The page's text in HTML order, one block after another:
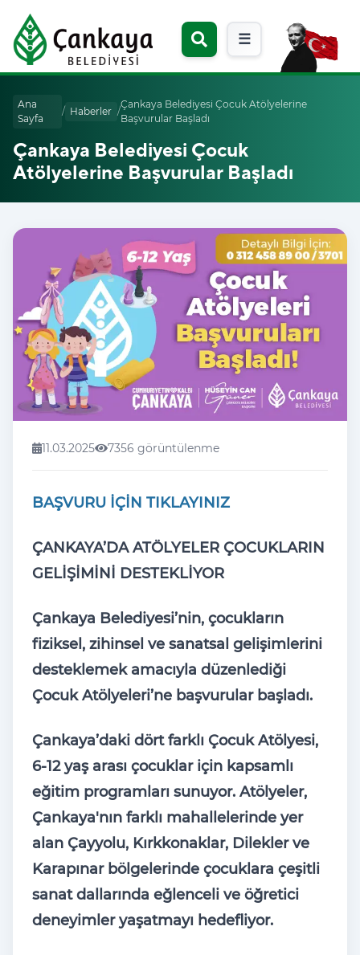
☰
Ana
Sayfa
/ Haberler /
Çankaya Belediyesi Çocuk Atölyelerine
Başvurular Başladı
Çankaya Belediyesi Çocuk
Atölyelerine Başvurular Başladı
11.03.2025 7356 görüntülenme
BAŞVURU İÇİN TIKLAYINIZ
ÇANKAYA’DA ATÖLYELER ÇOCUKLARIN
GELİŞİMİNİ DESTEKLİYOR
Çankaya Belediyesi’nin, çocukların
fiziksel, zihinsel ve sanatsal gelişimlerini
desteklemek amacıyla düzenlediği
Çocuk Atölyeleri’ne başvurular başladı.
Çankaya’daki dört farklı Çocuk Atölyesi,
6-12 yaş arası çocuklar için kapsamlı
eğitim programları sunuyor. Atölyeler,
Çankaya'nın farklı mahallelerinde yer
alan Çayyolu, Kırkkonaklar, Dilekler ve
Karapınar bölgelerinde çocuklara çeşitli
sanat dallarında eğlenceli ve öğretici
deneyimler yaşatmayı hedefliyor.